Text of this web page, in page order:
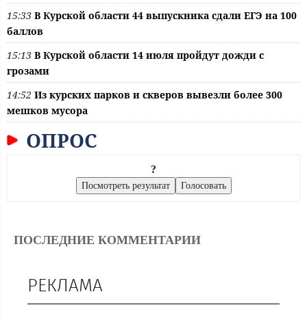
15:33 В Курской области 44 выпускника сдали ЕГЭ на 100
баллов
15:13 В Курской области 14 июля пройдут дожди с
грозами
14:52 Из курских парков и скверов вывезли более 300
мешков мусора
ОПРОС
?
ПОСЛЕДНИЕ КОММЕНТАРИИ
РЕКЛАМА